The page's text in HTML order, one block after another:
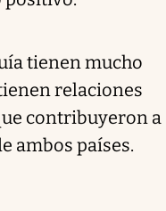
tienen mucho
relaciones
contribuyeron a
ambos países.